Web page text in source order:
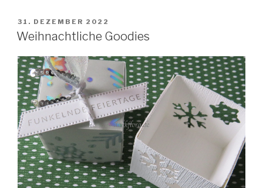
Welt“
VERÖFFENTLICHT
AM
31. DEZEMBER 2022
Weihnachtliche Goodies